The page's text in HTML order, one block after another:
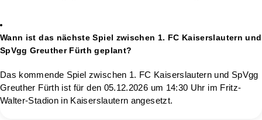
Wann ist das nächste Spiel zwischen 1. FC Kaiserslautern und
SpVgg Greuther Fürth geplant?
Das kommende Spiel zwischen 1. FC Kaiserslautern und SpVgg
Greuther Fürth ist für den 05.12.2026 um 14:30 Uhr im Fritz-
Walter-Stadion in Kaiserslautern angesetzt.